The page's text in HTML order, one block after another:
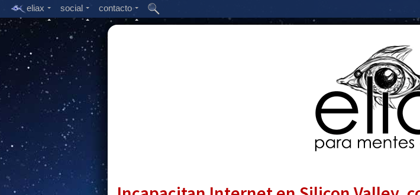
eliax social contacto